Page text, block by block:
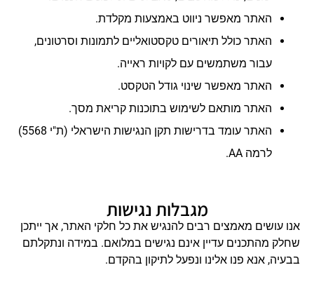
האתר מאפשר ניווט באמצעות מקלדת.
האתר כולל תיאורים טקסטואליים לתמונות וסרטונים,
עבור משתמשים עם לקויות ראייה.
האתר מאפשר שינוי גודל הטקסט.
האתר מותאם לשימוש בתוכנות קריאת מסך.
האתר עומד בדרישות תקן הנגישות הישראלי (ת"י 5568)
לרמה AA.
מגבלות נגישות
אנו עושים מאמצים רבים להנגיש את כל חלקי האתר, אך ייתכן
שחלק מהתכנים עדיין אינם נגישים במלואם. במידה ונתקלתם
בבעיה, אנא פנו אלינו ונפעל לתיקון בהקדם.